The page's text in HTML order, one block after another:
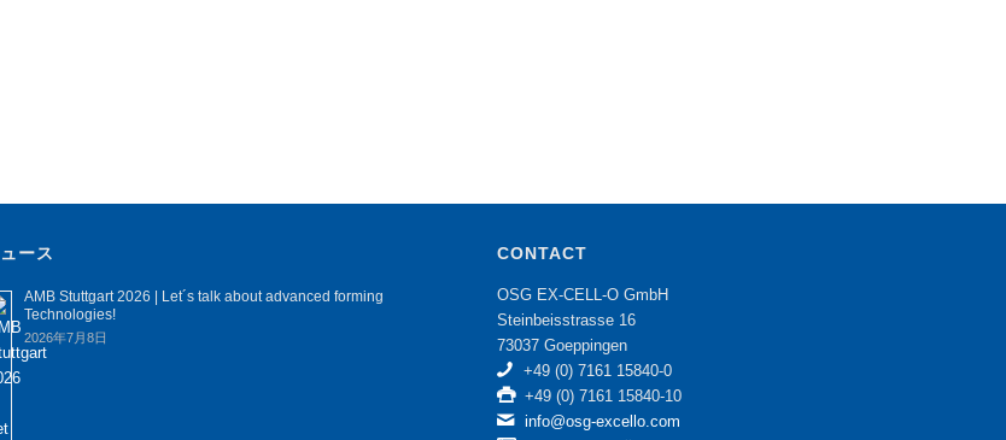
ース
AMB Stuttgart 2026 | Let´s talk about advanced forming
Technologies!
2026年7月8日
CONTACT
OSG EX-CELL-O GmbH
Steinbeisstrasse 16
73037 Goeppingen
+49 (0) 7161 15840-0
+49 (0) 7161 15840-10
info@osg-excello.com